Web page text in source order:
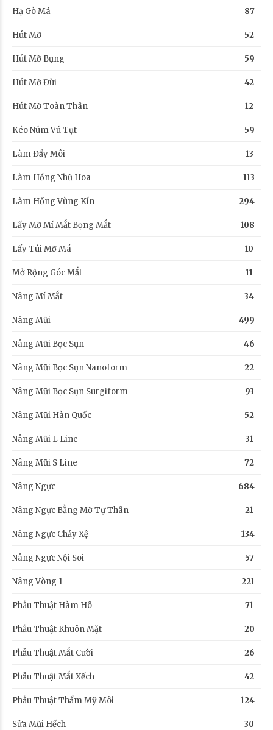
Hạ Gò Má 87
Hút Mỡ 52
Hút Mỡ Bụng 59
Hút Mỡ Đùi 42
Hút Mỡ Toàn Thân 12
Kéo Núm Vú Tụt 59
Làm Đầy Môi 13
Làm Hồng Nhũ Hoa 113
Làm Hồng Vùng Kín 294
Lấy Mỡ Mí Mắt Bọng Mắt 108
Lấy Túi Mỡ Má 10
Mở Rộng Góc Mắt 11
Nâng Mí Mắt 34
Nâng Mũi 499
Nâng Mũi Bọc Sụn 46
Nâng Mũi Bọc Sụn Nanoform 22
Nâng Mũi Bọc Sụn Surgiform 93
Nâng Mũi Hàn Quốc 52
Nâng Mũi L Line 31
Nâng Mũi S Line 72
Nâng Ngực 684
Nâng Ngực Bằng Mỡ Tự Thân 21
Nâng Ngực Chảy Xệ 134
Nâng Ngực Nội Soi 57
Nâng Vòng 1 221
Phẫu Thuật Hàm Hô 71
Phẫu Thuật Khuôn Mặt 20
Phẫu Thuật Mắt Cười 26
Phẫu Thuật Mắt Xếch 42
Phẫu Thuật Thẩm Mỹ Môi 124
Sửa Mũi Hếch 30